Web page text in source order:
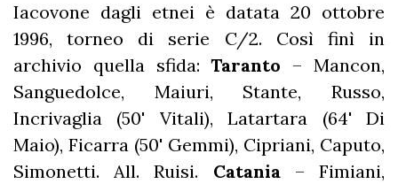
Iacovone dagli etnei è datata 20 ottobre
1996, torneo di serie C/2. Così finì in
archivio quella sfida:Taranto – Mancon,
Sanguedolce, Maiuri, Stante, Russo,
Incrivaglia (50' Vitali), Latartara (64' Di
Maio), Ficarra (50' Gemmi), Cipriani, Caputo,
Simonetti. All. Ruisi. Catania
– Fimiani,